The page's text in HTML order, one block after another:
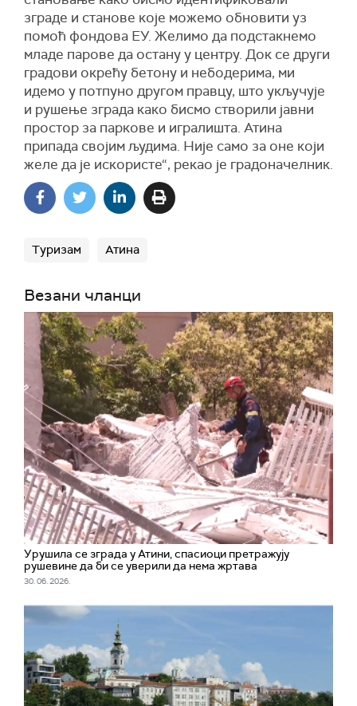
зграде и станове које можемо обновити уз
помоћ фондова ЕУ. Желимо да подстакнемо
младе парове да остану у центру. Док се други
градови окрећу бетону и небодерима, ми
идемо у потпуно другом правцу, што укључује
и рушење зграда како бисмо створили јавни
простор за паркове и игралишта. Атина
припада својим људима. Није само за оне који
желе да је искористе“, рекао је градоначелник.
Туризам Атина
Везани чланци
Урушила се зграда у Атини, спасиоци претражују
рушевине да би се уверили да нема жртава
30. 06. 2026.